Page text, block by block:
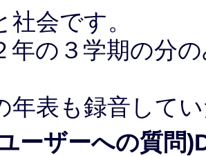
社会です。
年の３学期の分
年表も録音して
ーザーへの質問